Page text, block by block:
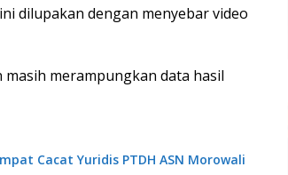
dilupakan dengan menyebar video
merampungkan data hasil
Cacat Yuridis PTDH ASN Morowali